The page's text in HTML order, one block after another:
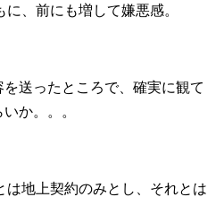
、前にも増して嫌悪感。
送ったところで、確実に観て
か。。。
は地上契約のみとし、それとは